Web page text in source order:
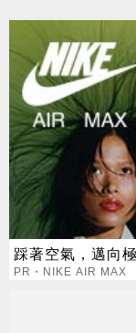
踩著空氣，邁向
PR・NIKE AIR MAX